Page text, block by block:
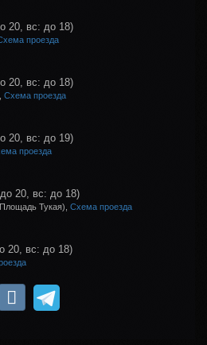
20, вс: до 18)
проезда
20, вс: до 18)
Схема проезда
20, вс: до 19)
проезда
20, вс: до 18)
Тукая), Схема проезда
20, вс: до 18)